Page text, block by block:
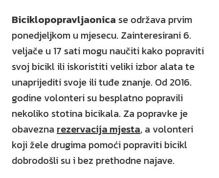
Biciklopopravljaonica se održava prvim
ponedjeljkom u mjesecu. Zainteresirani 6.
veljače u 17 sati mogu naučiti kako popraviti
svoj bicikl ili iskoristiti veliki izbor alata te
unaprijediti svoje ili tuđe znanje. Od 2016.
godine volonteri su besplatno popravili
nekoliko stotina bicikala. Za popravke je
obavezna rezervacija mjesta, a volonteri
koji žele drugima pomoći popraviti bicikl
dobrodošli su i bez prethodne najave.